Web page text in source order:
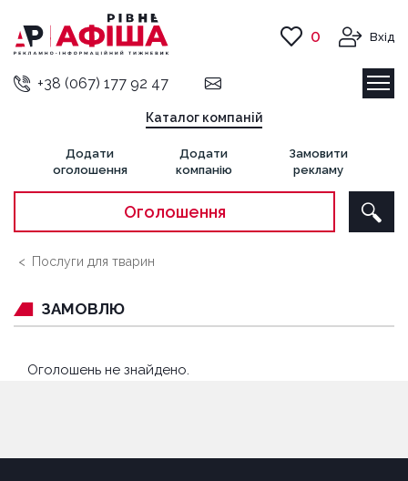
+38 (067) 177 92 47
Каталог компаній
Додати
оголошення
Додати
компанію
Замовити
рекламу
Оголошення
0 Вхід
Послуги для тварин
ЗАМОВЛЮ
Оголошень не знайдено.